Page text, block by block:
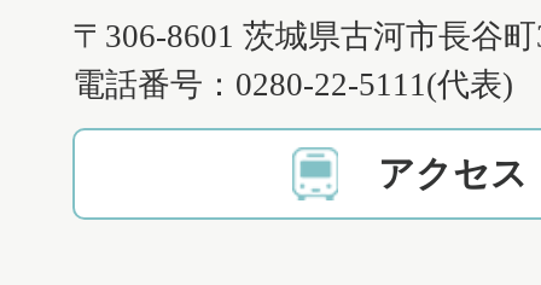
〒306-8601 茨城県古河市長谷
電話番号：0280-22-5111(代表)
アクセス